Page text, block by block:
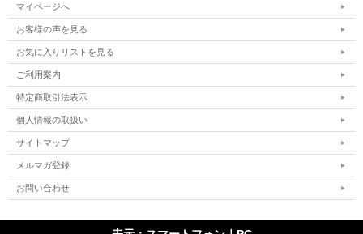
マイページへ
お客様の声を見る
お気に入りリストを見る
ご利用案内
特定商取引法表示
個人情報の取扱い
サイトマップ
メルマガ登録
お問い合わせ